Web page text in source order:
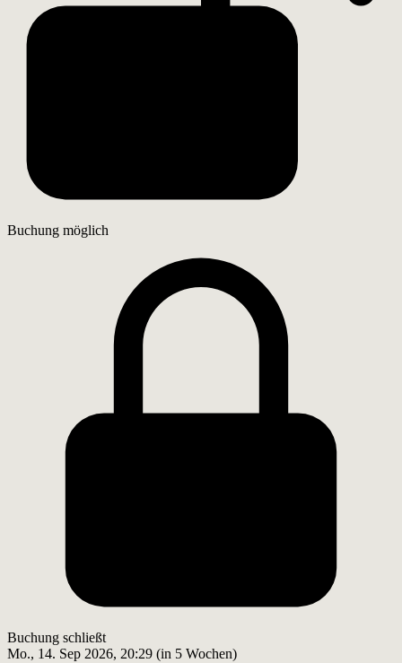
Buchung möglich
Buchung schließt
Mo., 14. Sep 2026, 20:29 (in 5 Wochen)